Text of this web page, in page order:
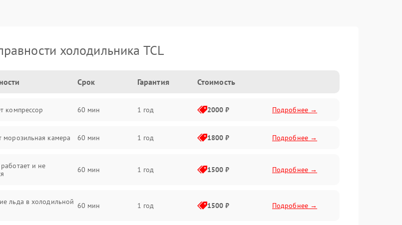
холодильника TCL
Срок Гарантия Стоимость
компрессор 60 мин 1 год 2000 ₽ Подробнее →
морозильная камера 60 мин 1 год 1800 ₽ Подробнее →
и не
60 мин 1 год 1500 ₽ Подробнее →
льда в холодильной 60 мин 1 год 1500 ₽ Подробнее →